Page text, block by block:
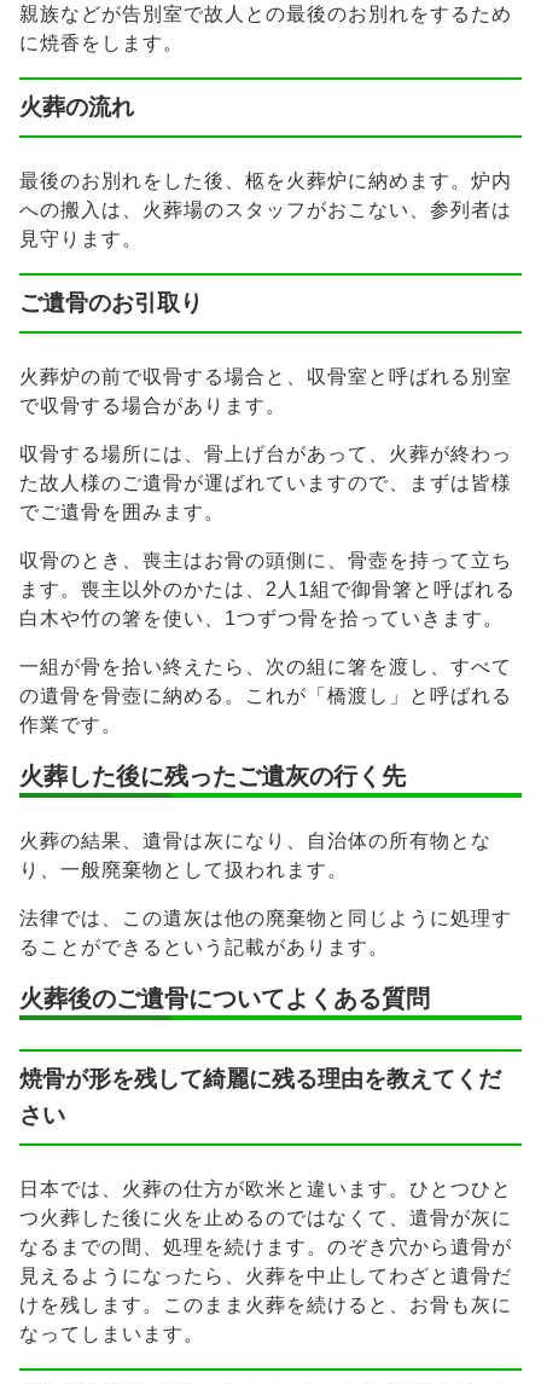
親族などが告別室で故人との最後のお別れをするため
に焼香をします。
火葬の流れ
最後のお別れをした後、柩を火葬炉に納めます。炉内
への搬入は、火葬場のスタッフがおこない、参列者は
見守ります。
ご遺骨のお引取り
火葬炉の前で収骨する場合と、収骨室と呼ばれる別室
で収骨する場合があります。
収骨する場所には、骨上げ台があって、火葬が終わっ
た故人様のご遺骨が運ばれていますので、まずは皆様
でご遺骨を囲みます。
収骨のとき、喪主はお骨の頭側に、骨壺を持って立ち
ます。喪主以外のかたは、2人1組で御骨箸と呼ばれる
白木や竹の箸を使い、1つずつ骨を拾っていきます。
一組が骨を拾い終えたら、次の組に箸を渡し、すべて
の遺骨を骨壺に納める。これが「橋渡し」と呼ばれる
作業です。
火葬した後に残ったご遺灰の行く先
火葬の結果、遺骨は灰になり、自治体の所有物とな
り、一般廃棄物として扱われます。
法律では、この遺灰は他の廃棄物と同じように処理す
ることができるという記載があります。
火葬後のご遺骨についてよくある質問
焼骨が形を残して綺麗に残る理由を教えてくだ
さい
日本では、火葬の仕方が欧米と違います。ひとつひと
つ火葬した後に火を止めるのではなくて、遺骨が灰に
なるまでの間、処理を続けます。のぞき穴から遺骨が
見えるようになったら、火葬を中止してわざと遺骨だ
けを残します。このまま火葬を続けると、お骨も灰に
なってしまいます。